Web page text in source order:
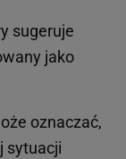
sugeruje
jako
oznaczać,
sytuacji